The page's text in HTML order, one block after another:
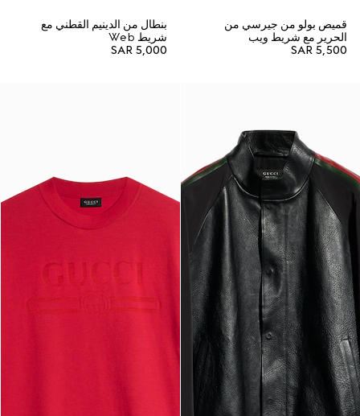
قميص بولو من جيرسي من
الحرير مع شريط ويب
SAR 5,500
بنطال من الدينيم القطني مع
شريط Web
SAR 5,000